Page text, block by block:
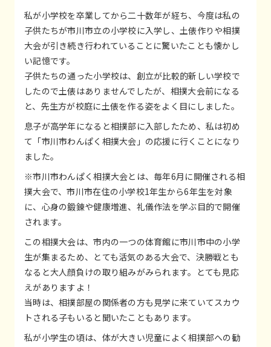
私が小学校を卒業してから二十数年が経ち、今度は私の
子供たちが市川市立の小学校に入学し、土俵作りや相撲
大会が引き続き行われていることに驚いたことも懐かし
い記憶です。
子供たちの通った小学校は、創立が比較的新しい学校で
したので土俵はありませんでしたが、相撲大会前になる
と、先生方が校庭に土俵を作る姿をよく目にしました。
息子が高学年になると相撲部に入部したため、私は初め
て「市川市わんぱく相撲大会」の応援に行くことになり
ました。
※市川市わんぱく相撲大会とは、毎年6月に開催される相
撲大会で、市川市在住の小学校1年生から6年生を対象
に、心身の鍛錬や健康増進、礼儀作法を学ぶ目的で開催
されます。
この相撲大会は、市内の一つの体育館に市川市中の小学
生が集まるため、とても活気のある大会で、決勝戦とも
なると大人顔負けの取り組みがみられます。とても見応
えがありますよ！
当時は、相撲部屋の関係者の方も見学に来ていてスカウ
トされる子もいると聞いたこともあります。
私が小学生の頃は、体が大きい児童によく相撲部への勧